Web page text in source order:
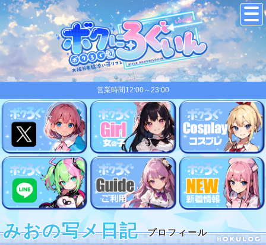
営業時間12:00～23:00
みおの写メ日記 プロフィール